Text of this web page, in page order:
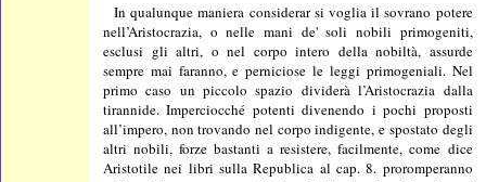
In qualunque maniera considerar si voglia il sovrano potere
nell’Aristocrazia, o nelle mani de' soli nobili primogeniti,
esclusi gli altri, o nel corpo intero della nobiltà, assurde
sempre mai faranno, e perniciose le leggi primogeniali. Nel
primo caso un piccolo spazio dividerà l’Aristocrazia dalla
tirannide. Imperciocché potenti divenendo i pochi proposti
all’impero, non trovando nel corpo indigente, e spostato degli
altri nobili, forze bastanti a resistere, facilmente, come dice
Aristotile nei libri sulla Republica al cap. 8. proromperanno